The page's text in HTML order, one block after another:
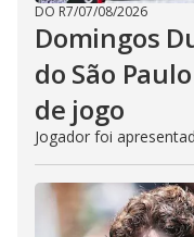
DO R7/07/08/2026
Domingos
do São
de jogo
Jogador foi